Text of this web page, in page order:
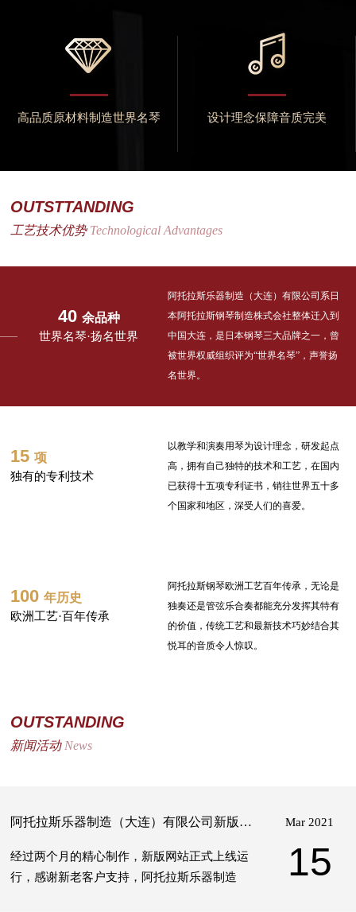
高品质原材料制造世界名琴 设计理念保障音质完美
OUTSTTANDING
工艺技术优势 Technological Advantages
40 余品种
世界名琴·扬名世界
阿托拉斯乐器制造（大连）有限公司系日
本阿托拉斯钢琴制造株式会社整体迁入到
中国大连，是日本钢琴三大品牌之一，曾
被世界权威组织评为“世界名琴”，声誉扬
名世界。
15项
独有的专利技术
以教学和演奏用琴为设计理念，研发起点
高，拥有自己独特的技术和工艺，在国内
已获得十五项专利证书，销往世界五十多
个国家和地区，深受人们的喜爱。
100年历史
欧洲工艺·百年传承
阿托拉斯钢琴欧洲工艺百年传承，无论是
独奏还是管弦乐合奏都能充分发挥其特有
的价值，传统工艺和最新技术巧妙结合其
悦耳的音质令人惊叹。
OUTSTANDING
新闻活动 News
阿托拉斯乐器制造（大连）有限公司新版网站正式上线运行
经过两个月的精心制作，新版网站正式上线运
行，感谢新老客户支持，阿托拉斯乐器制造
Mar 2021
15